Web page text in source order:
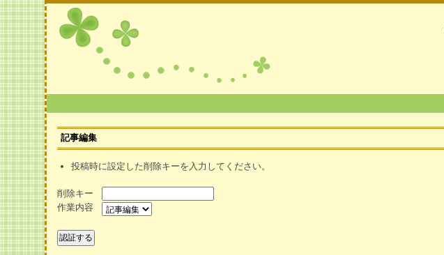
記事編集
投稿時に設定した削除キーを入力してください。
削除キー
作業内容